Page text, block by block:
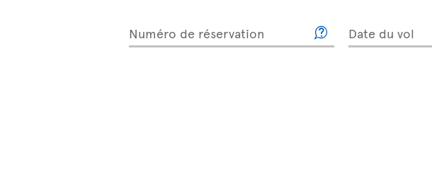
Numéro de réservation Date du vol